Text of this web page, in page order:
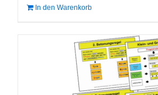
In den Warenkorb